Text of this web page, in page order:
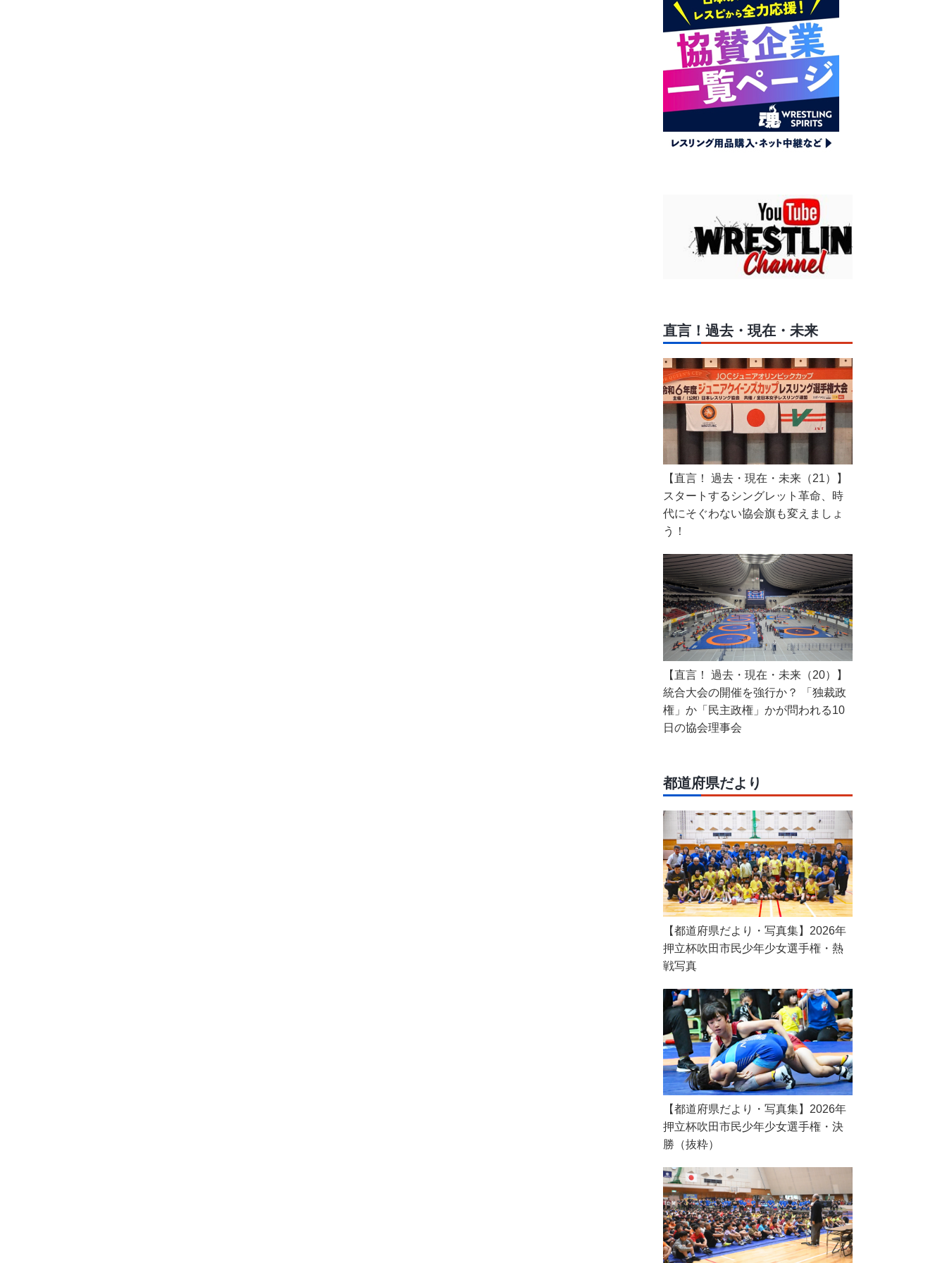
直言！過去・現在・未来
【直言！ 過去・現在・未来（21）】
スタートするシングレット革命、時
代にそぐわない協会旗も変えましょ
う！
【直言！ 過去・現在・未来（20）】
統合大会の開催を強行か？ 「独裁政
権」か「民主政権」かが問われる10
日の協会理事会
都道府県だより
【都道府県だより・写真集】2026年
押立杯吹田市民少年少女選手権・熱
戦写真
【都道府県だより・写真集】2026年
押立杯吹田市民少年少女選手権・決
勝（抜粋）